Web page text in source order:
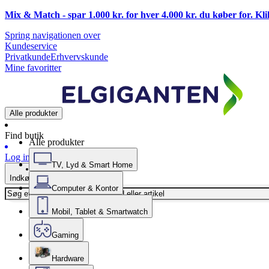
Mix & Match - spar 1.000 kr. for hver 4.000 kr. du køber for.
Spring navigationen over
Kundeservice
PrivatkundeErhvervskunde
Mine favoritter
Alle produkter
Find butik
Log ind
Indkøbskurv
Alle produkter
TV, Lyd & Smart Home
Computer & Kontor
Mobil, Tablet & Smartwatch
Gaming
Hardware